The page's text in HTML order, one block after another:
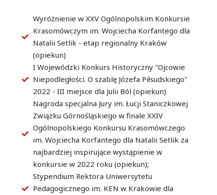
Wyróżnienie w XXV Ogólnopolskim Konkursie
Krasomówczym im. Wojciecha Korfantego dla
Natalii Setlik - etap regionalny Kraków
(opiekun)
I Wojewódzki Konkurs Historyczny "Ojcowie
Niepodległości. O szablę Józefa Piłsudskiego"
2022 - III miejsce dla Julii Ból (opiekun)
Nagroda specjalna Jury im. Łucji Staniczkowej
Związku Górnośląskiego w finale XXIV
Ogólnopolskiego Konkursu Krasomówczego
im. Wojciecha Korfantego dla Natalii Setlik za
najbardziej inspirujące wystąpienie w
konkursie w 2022 roku (opiekun);
Stypendium Rektora Uniwersytetu
Pedagogicznego im. KEN w Krakowie dla